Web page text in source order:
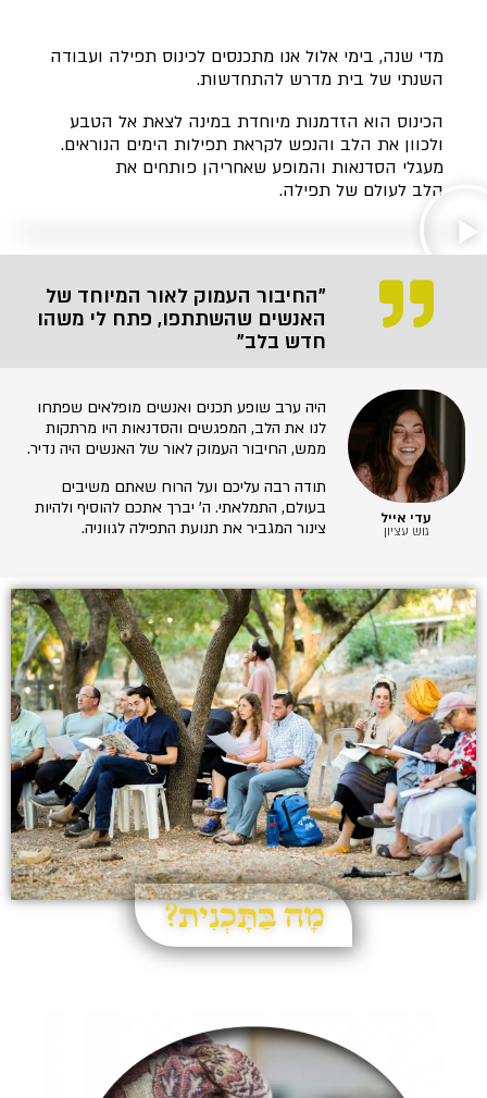
מדי שנה, בימי אלול אנו מתכנסים לכינוס תפילה ועבודה
השנתי של בית מדרש להתחדשות.
הכינוס הוא הזדמנות מיוחדת במינה לצאת אל הטבע
ולכוון את הלב והנפש לקראת תפילות הימים הנוראים.
מעגלי הסדנאות והמופע שאחריהן פותחים את
הלב לעולם של תפילה.
"החיבור העמוק לאור המיוחד של
האנשים שהשתתפו, פתח לי משהו
חדש בלב"
עדי אייל
גוש עציון
היה ערב שופע תכנים ואנשים מופלאים שפתחו
לנו את הלב, המפגשים והסדנאות היו מרתקות
ממש, החיבור העמוק לאור של האנשים היה נדיר.
תודה רבה עליכם ועל הרוח שאתם משיבים
בעולם, התמלאתי. ה' יברך אתכם להוסיף ולהיות
צינור המגביר את תנועת התפילה לגווניה.
מָה בַּתָּכְנִית?